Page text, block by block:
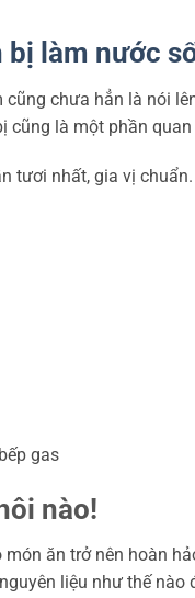
bị làm nước
chưa hẳn là nói
cũng là một phần quan
tươi nhất, gia vị
gas
nào!
ăn trở nên hoàn
liệu như thế